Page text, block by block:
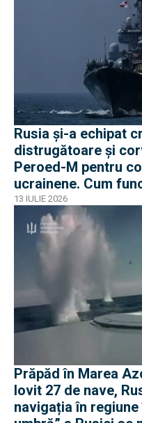
Rusia și-a echipat
distrugătoare și
Peroed-M pentru
ucrainene. Cum
13 IULIE 2026
Prăpăd în Marea
lovit 27 de nave,
navigația în